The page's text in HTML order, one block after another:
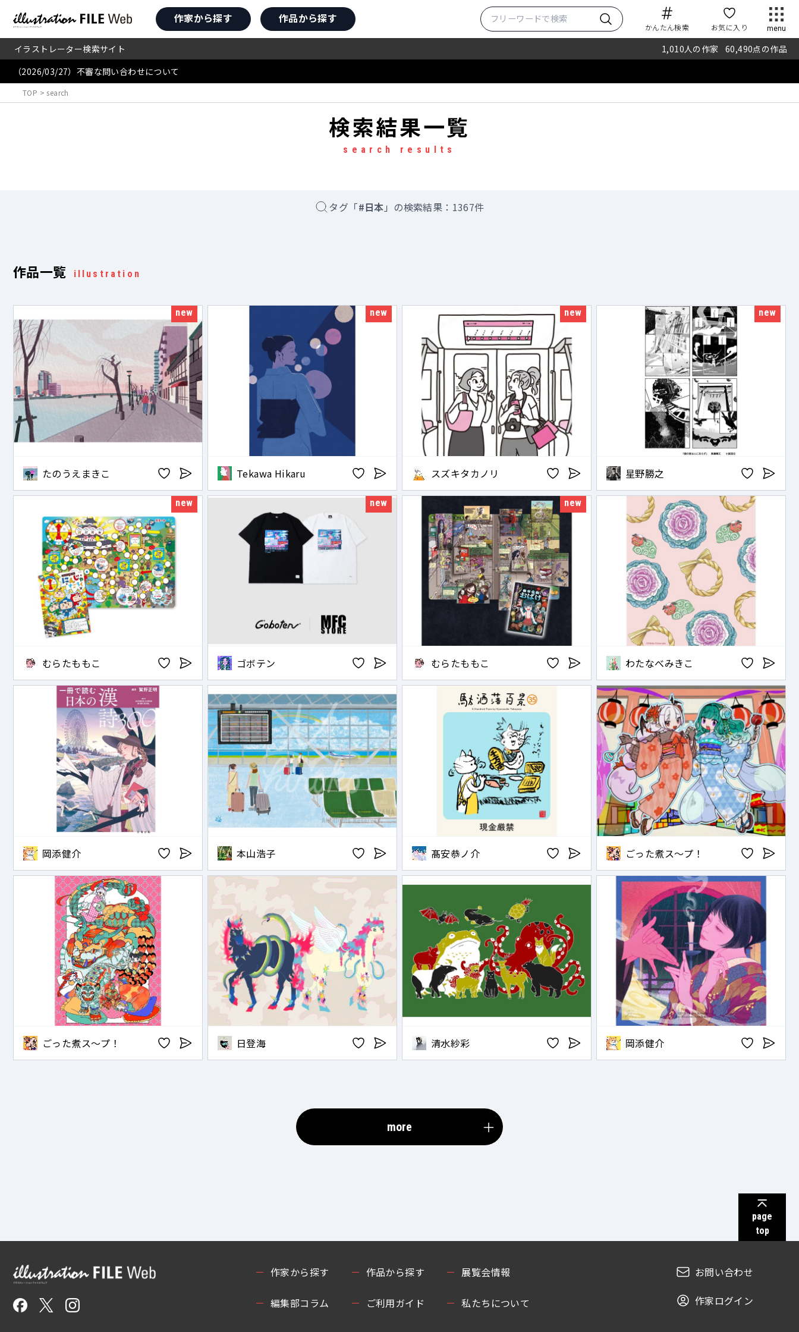
作家から探す 作品から探す
かんたん検索 お気に入り menu
イラストレーター検索サイト 1,010人の作家 60,490点の作品
（2026/03/27）不審な問い合わせについて
TOP > search
検索結果一覧
search results
タグ 「#日本 」の検索結果： 1367件
作品一覧 illustration
new
たのうえまきこ
new
Tekawa Hikaru
new
スズキタカノリ
new
星野勝之
new
むらたももこ
new
ゴボテン
new
むらたももこ わたなべみきこ
岡添健介 本山浩子 髙安恭ノ介 ごった煮ス〜プ！
ごった煮ス〜プ！ 日登海 清水紗彩 岡添健介
more
page
top
作家から探す 作品から探す 展覧会情報
編集部コラム ご利用ガイド 私たちについて
お問い合わせ
作家ログイン